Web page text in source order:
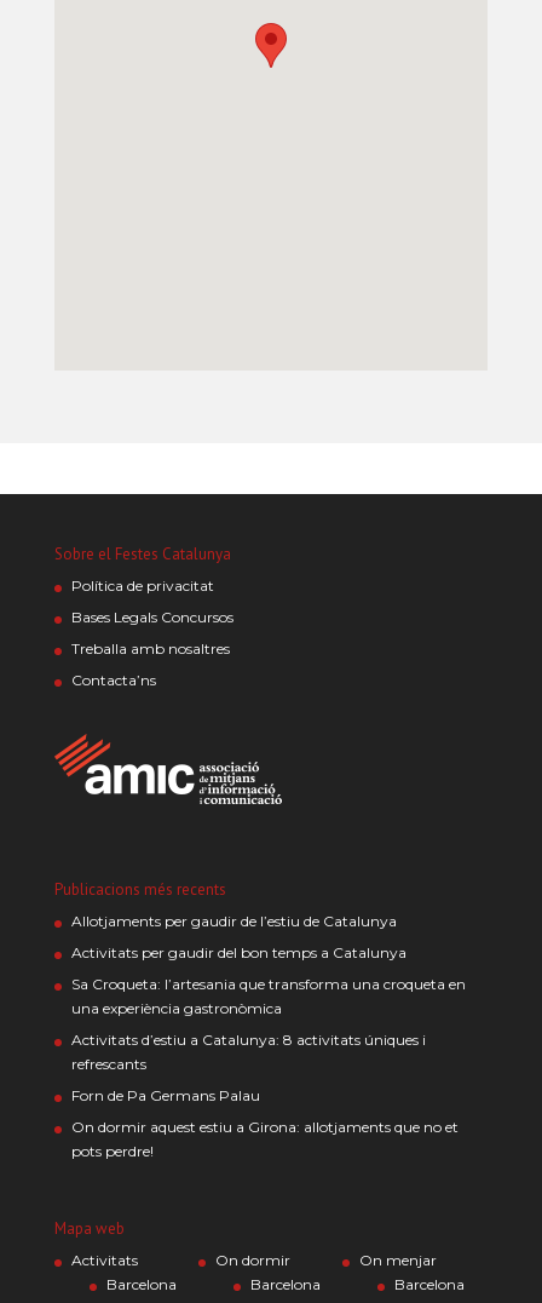
Sobre el Festes Catalunya
Política de privacitat
Bases Legals Concursos
Treballa amb nosaltres
Contacta’ns
Publicacions més recents
Allotjaments per gaudir de l’estiu de Catalunya
Activitats per gaudir del bon temps a Catalunya
Sa Croqueta: l’artesania que transforma una croqueta en
una experiència gastronòmica
Activitats d’estiu a Catalunya: 8 activitats úniques i
refrescants
Forn de Pa Germans Palau
On dormir aquest estiu a Girona: allotjaments que no et
pots perdre!
Mapa web
Activitats
Barcelona
On dormir
Barcelona
On menjar
Barcelona